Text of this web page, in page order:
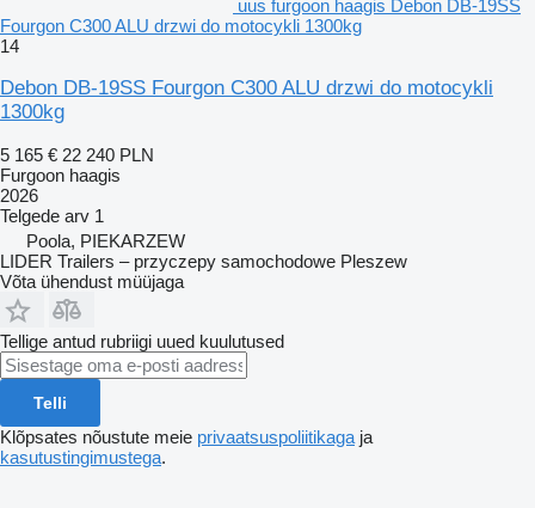
uus furgoon haagis Debon DB-19SS
Fourgon C300 ALU drzwi do motocykli 1300kg
14
Debon DB-19SS Fourgon C300 ALU drzwi do motocykli
1300kg
5 165 € 22 240 PLN
Furgoon haagis
2026
Telgede arv 1
Poola, PIEKARZEW
LIDER Trailers – przyczepy samochodowe Pleszew
Võta ühendust müüjaga
Tellige antud rubriigi uued kuulutused
Telli
Klõpsates nõustute meie privaatsuspoliitikaga ja
kasutustingimustega.